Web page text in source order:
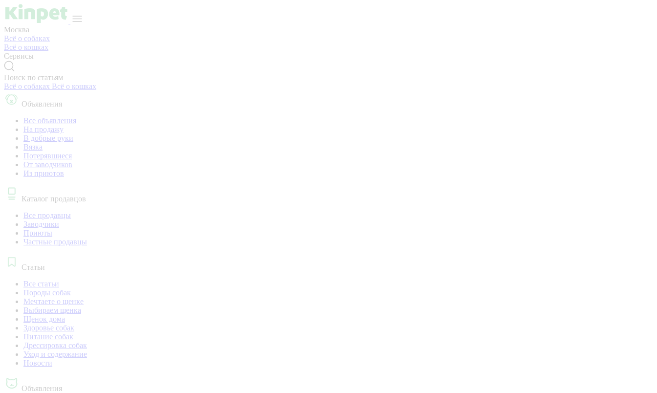
Москва
Всё о собаках
Всё о кошках
Сервисы
Поиск по статьям
Всё о собаках Всё о кошках
Объявления
Все объявления
На продажу
В добрые руки
Вязка
Потерявшиеся
От заводчиков
Из приютов
Каталог продавцов
Все продавцы
Заводчики
Приюты
Частные продавцы
Статьи
Все статьи
Породы собак
Мечтаете о щенке
Выбираем щенка
Щенок дома
Здоровье собак
Питание собак
Дрессировка собак
Уход и содержание
Новости
Объявления